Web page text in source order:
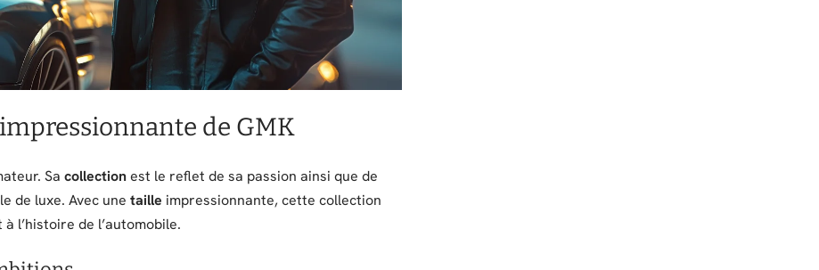
de GMK
Sa collectionest le reflet de sa passion ainsi que de
de luxe. Avec une taille impressionnante, cette collection
l’histoire de l’automobile.